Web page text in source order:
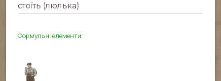
стоїть (люлька)
Формульні елементи: